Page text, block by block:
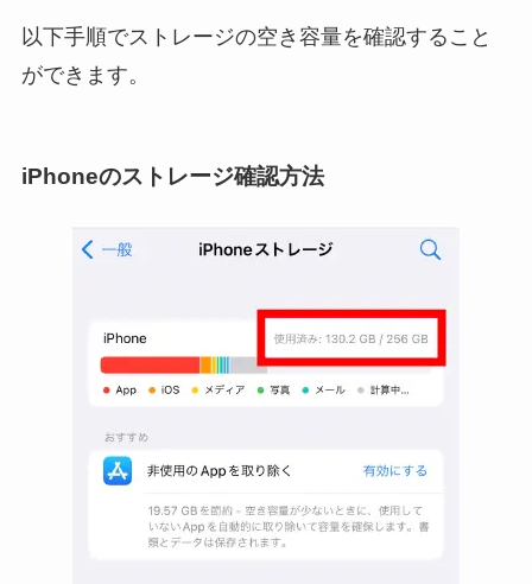
以下手順でストレージの空き容量を確認すること
ができます。
iPhoneのストレージ確認方法